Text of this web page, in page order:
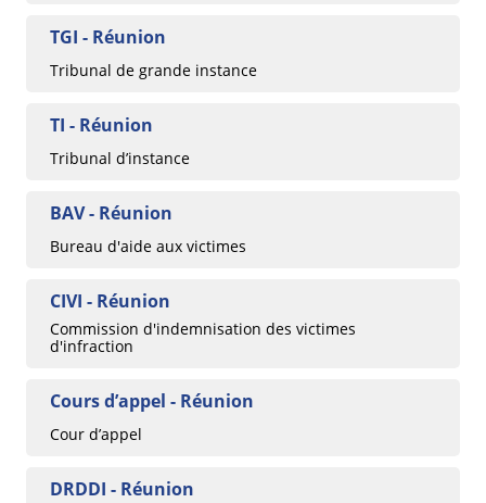
TGI - Réunion
Tribunal de grande instance
TI - Réunion
Tribunal d’instance
BAV - Réunion
Bureau d'aide aux victimes
CIVI - Réunion
Commission d'indemnisation des victimes
d'infraction
Cours d’appel - Réunion
Cour d’appel
DRDDI - Réunion